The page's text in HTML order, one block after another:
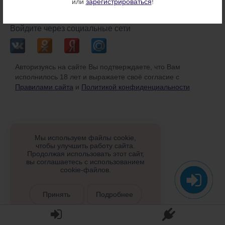
Войдите через социальные сети
Авторизуясь на сайте Вы подтверждаете, что Вам
исполнилось 18 лет и выражаете своё согласие с
Правилами сайта и Политикой конфиденциальности
Мы используем файлы cookie,
чтобы улучшить работу сайта.
Продолжая использовать этот сайт,
вы соглашаетесь с использованием
cookie-файлов.
Принять Подробнее